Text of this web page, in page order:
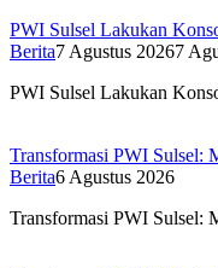
PWI Sulsel Lakukan
Berita7 Agustus 20267
PWI Sulsel Lakukan
Transformasi PWI Sulsel:
Berita6 Agustus 2026
Transformasi PWI Sulsel: